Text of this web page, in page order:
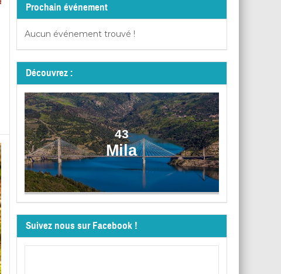
Prochain événement
Aucun événement trouvé !
Découvrez :
43
Mila
Suivez nous sur Facebook !